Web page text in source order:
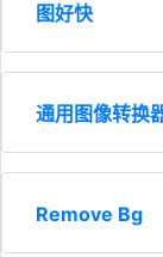
图好快
通用图像转换
Remove Bg